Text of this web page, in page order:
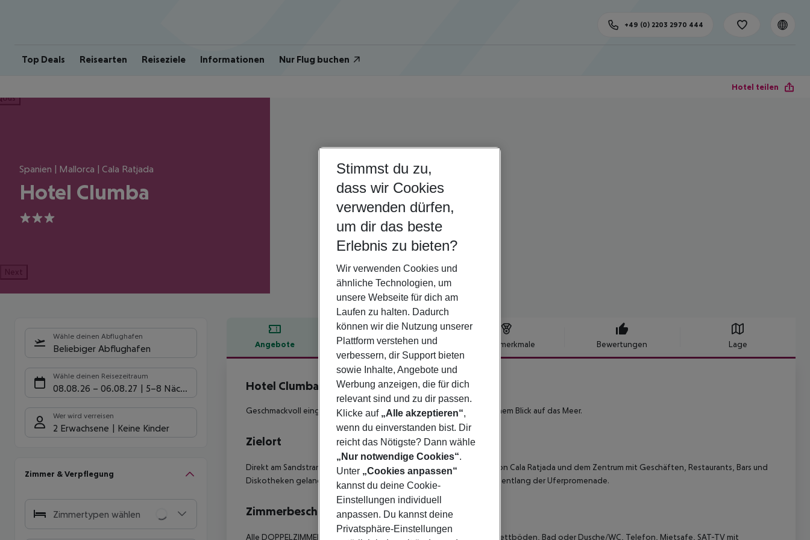
Top Deals Reisearten Reiseziele Informationen Nur Flug buchen
+49 (0) 2203 2970 444
Hotel teilen
Spanien | Mallorca | Cala Ratjada
Hotel Clumba
3
Next
Wähle deinen Abflughafen
Beliebiger Abflughafen
Wähle deinen Reisezeitraum
08.08.26 – 06.08.27 5-8 Nächte
Wer wird verreisen
2 Erwachsene Keine Kinder
Zimmer & Verpflegung
Zimmertypen wählen
Angebote Hotelbeschreibung Hotelmerkmale Bewertungen Lage
Hotelbeschreibung
Hotel Clumba
Geschmackvoll eingerichtetes Hotel in idealer Strandlage mit herrlichem Blick auf das Meer.
Zielort
Direkt am Sandstrand der Bucht von Son Moll gelegen. Zum Hafen von Cala Ratjada und dem Zentrum mit Geschäften, Restaurants, Bars und
Diskotheken gelangt man nach einem ca. 10-minütigen Spaziergang entlang der Uferpromenade.
Zimmerbeschreibung
Alle DOPPELZIMMER (TWIN) sind ansprechend ausgestattet mit Parkettböden, Bad oder Dusche/WC, Telefon, Mietsafe, SAT-TV mit
Stimmst du zu,
dass wir Cookies
verwenden dürfen,
um dir das beste
Erlebnis zu bieten?
Wir verwenden Cookies und
ähnliche Technologien, um
unsere Webseite für dich am
Laufen zu halten. Dadurch
können wir die Nutzung unserer
Plattform verstehen und
verbessern, dir Support bieten
sowie Inhalte, Angebote und
Werbung anzeigen, die für dich
relevant sind und zu dir passen.
Klicke auf „Alle akzeptieren“,
wenn du einverstanden bist. Dir
reicht das Nötigste? Dann wähle
„Nur notwendige Cookies“.
Unter „Cookies anpassen“
kannst du deine Cookie-
Einstellungen individuell
anpassen. Du kannst deine
Privatsphäre-Einstellungen